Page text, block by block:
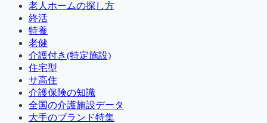
老人ホームの探し方
終活
特養
老健
介護付き(特定施設)
住宅型
サ高住
介護保険の知識
全国の介護施設データ
大手のブランド特集